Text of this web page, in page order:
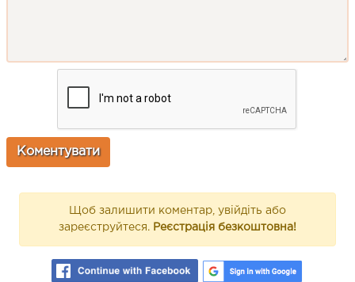
Щоб залишити коментар, увійдіть або
зареєструйтеся. Реєстрація безкоштовна!